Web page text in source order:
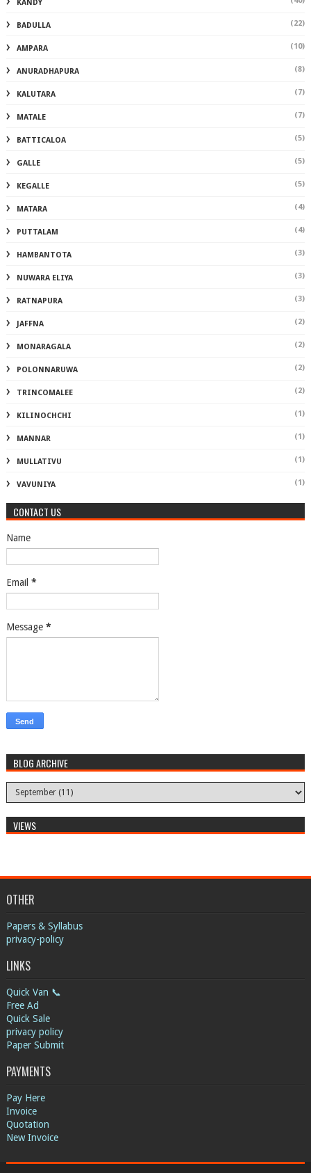
KANDY
BADULLA (22)
AMPARA (10)
ANURADHAPURA (8)
KALUTARA (7)
MATALE (7)
BATTICALOA (5)
GALLE (5)
KEGALLE (5)
MATARA (4)
PUTTALAM (4)
HAMBANTOTA (3)
NUWARA ELIYA (3)
RATNAPURA (3)
JAFFNA (2)
MONARAGALA (2)
POLONNARUWA (2)
TRINCOMALEE (2)
KILINOCHCHI (1)
MANNAR (1)
MULLATIVU (1)
VAVUNIYA (1)
CONTACT US
Name
Email *
Message *
BLOG ARCHIVE
VIEWS
OTHER
Papers & Syllabus
privacy-policy
LINKS
Quick Van 📞
Free Ad
Quick Sale
privacy policy
Paper Submit
PAYMENTS
Pay Here
Invoice
Quotation
New Invoice